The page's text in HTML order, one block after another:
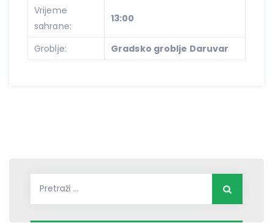
Vrijeme
sahrane:
13:00
Groblje: Gradsko groblje Daruvar